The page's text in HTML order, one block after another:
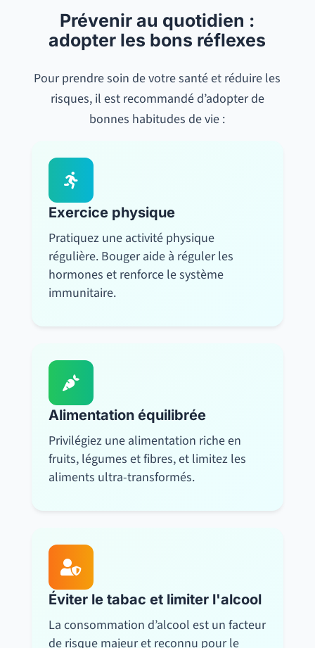
Prévenir au quotidien :
adopter les bons réflexes
Pour prendre soin de votre santé et réduire les
risques, il est recommandé d’adopter de
bonnes habitudes de vie :

Exercice physique
Pratiquez une activité physique
régulière. Bouger aide à réguler les
hormones et renforce le système
immunitaire.

Alimentation équilibrée
Privilégiez une alimentation riche en
fruits, légumes et fibres, et limitez les
aliments ultra-transformés.

Éviter le tabac et limiter l'alcool
La consommation d’alcool est un facteur
de risque majeur et reconnu pour le